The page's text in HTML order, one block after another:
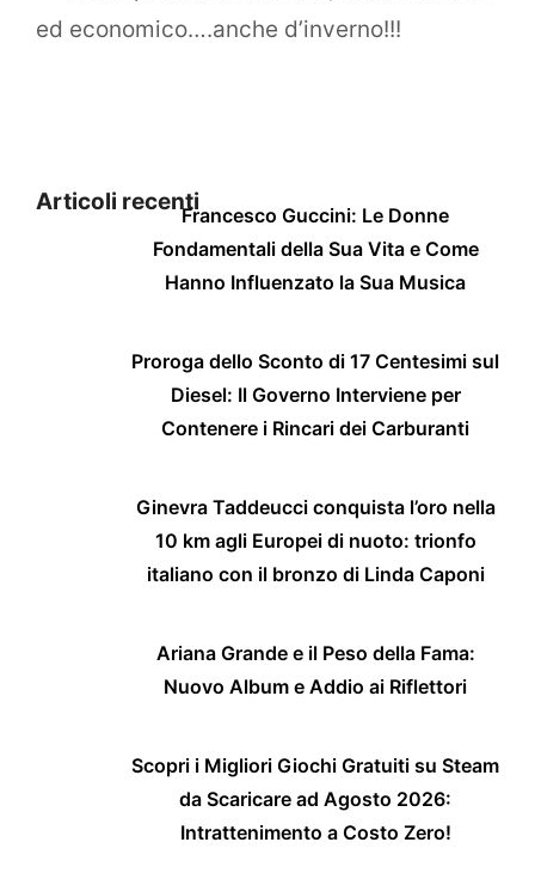
ed economico….anche d’inverno!!!
Articoli recentiFrancesco Guccini: Le Donne
Fondamentali della Sua Vita e Come
Hanno Influenzato la Sua Musica
Proroga dello Sconto di 17 Centesimi sul
Diesel: Il Governo Interviene per
Contenere i Rincari dei Carburanti
Ginevra Taddeucci conquista l’oro nella
10 km agli Europei di nuoto: trionfo
italiano con il bronzo di Linda Caponi
Ariana Grande e il Peso della Fama:
Nuovo Album e Addio ai Riflettori
Scopri i Migliori Giochi Gratuiti su Steam
da Scaricare ad Agosto 2026:
Intrattenimento a Costo Zero!